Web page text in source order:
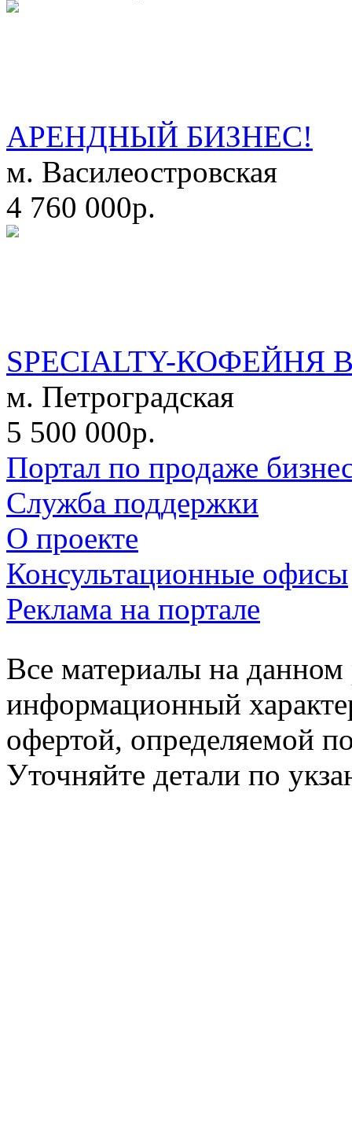
АРЕНДНЫЙ БИЗНЕС!
м. Василеостровская
4 760 000р.
SPECIALTY-
м. Петроградская
5 500 000р.
Портал по продаже
Служба поддержки
О проекте
Консультационные офисы
Реклама на портале
Все материалы на данном
информационный
офертой, определяемой
Уточняйте детали по